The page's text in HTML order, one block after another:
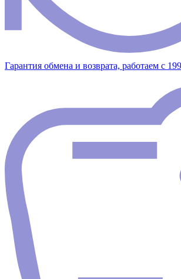
Гарантия обмена и возврата, работаем с